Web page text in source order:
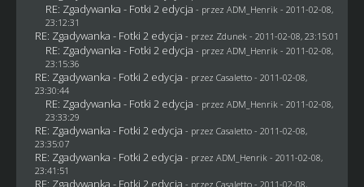
RE: Zgadywanka - Fotki 2 edycja - przez ADM_Henrik - 2011-02-08,
23:12:31
RE: Zgadywanka - Fotki 2 edycja - przez Zdunek - 2011-02-08, 23:15:01
RE: Zgadywanka - Fotki 2 edycja - przez ADM_Henrik - 2011-02-08,
23:15:36
RE: Zgadywanka - Fotki 2 edycja - przez Casaletto- 2011-02-08,
23:30:44
RE: Zgadywanka - Fotki 2 edycja - przez ADM_Henrik - 2011-02-08,
23:33:29
RE: Zgadywanka - Fotki 2 edycja - przez Casaletto- 2011-02-08,
23:35:07
RE: Zgadywanka - Fotki 2 edycja - przez ADM_Henrik - 2011-02-08,
23:41:51
RE: Zgadywanka - Fotki 2 edycja - przez Casaletto- 2011-02-08,